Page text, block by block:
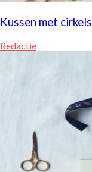
Kussen met cirkels
Redactie